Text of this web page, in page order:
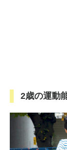
2歳の運動